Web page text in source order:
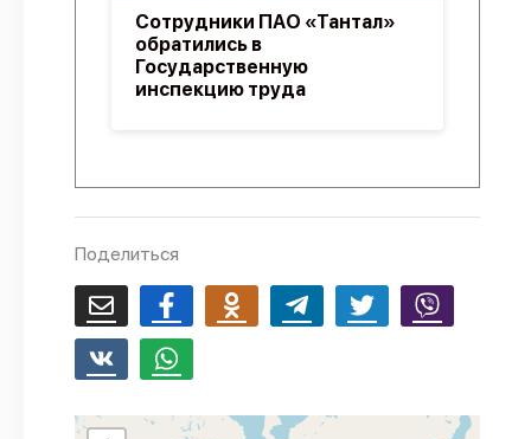
Сотрудники ПАО «Тантал»
обратились в
Государственную
инспекцию труда
Поделиться